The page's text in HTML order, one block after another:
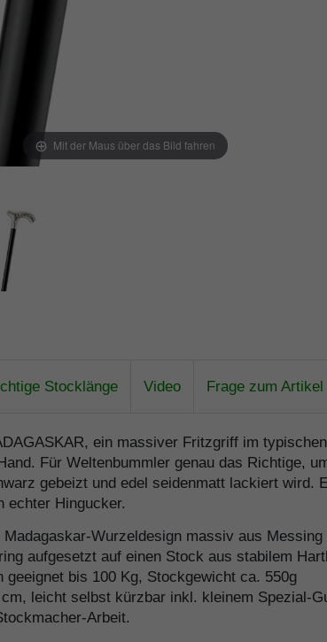
Mit der Maus über das Bild fahren
Stocklänge Video Frage zum Artikel
ein massiver Fritzgriff im
Für Weltenbummler genau das Richtige,
gebeizt und edel seidenmatt lackiert
echter Hingucker.
Wurzeldesign massiv aus
aufgesetzt auf einen Stock aus stabilem
geeignet bis 100 Kg, Stockgewicht ca. 550g
leicht selbst kürzbar inkl. kleinem Spezial-
Arbeit.